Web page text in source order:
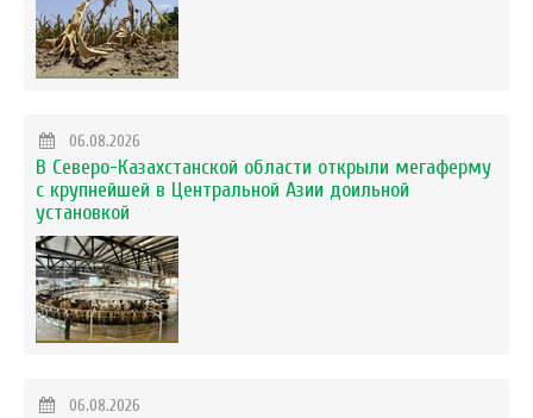
06.08.2026
В Северо-Казахстанской области открыли мегаферму
с крупнейшей в Центральной Азии доильной
установкой
06.08.2026